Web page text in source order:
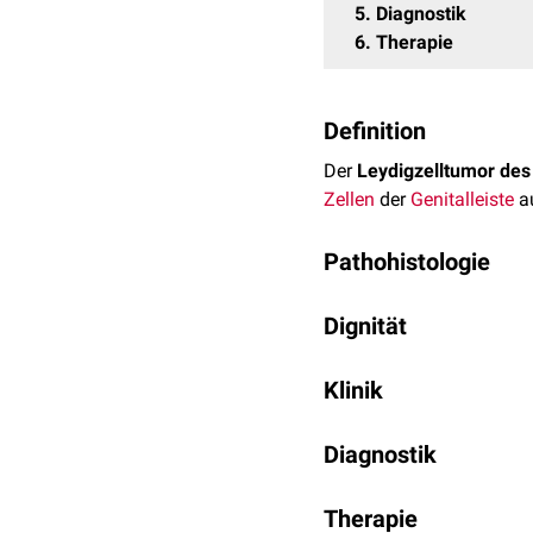
5 Diagnostik
6 Therapie
Definition
Der Leydigzelltumor
Zellen der Genitalleiste
Pathohistologie
lipidbeladene
Dignität
Klinik
Mögliche Symptome
Diagnostik
Hormone:
Therapie